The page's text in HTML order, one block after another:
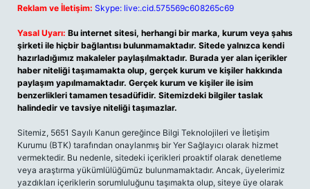
Reklam ve İletişim: Skype: live:.cid.575569c608265c69
Yasal Uyarı: Bu internet sitesi, herhangi bir marka, kurum veya şahıs
şirketi ile hiçbir bağlantısı bulunmamaktadır. Sitede yalnızca kendi
hazırladığımız makaleler paylaşılmaktadır. Burada yer alan içerikler
haber niteliği taşımamakta olup, gerçek kurum ve kişiler hakkında
paylaşım yapılmamaktadır. Gerçek kurum ve kişiler ile isim
benzerlikleri tamamen tesadüfidir. Sitemizdeki bilgiler taslak
halindedir ve tavsiye niteliği taşımazlar.
Sitemiz, 5651 Sayılı Kanun gereğince Bilgi Teknolojileri ve İletişim
Kurumu (BTK) tarafından onaylanmış bir Yer Sağlayıcı olarak hizmet
vermektedir. Bu nedenle, sitedeki içerikleri proaktif olarak denetleme
veya araştırma yükümlülüğümüz bulunmamaktadır. Ancak, üyelerimiz
yazdıkları içeriklerin sorumluluğunu taşımakta olup, siteye üye olarak